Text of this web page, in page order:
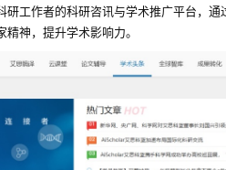
工作者的科研咨讯与学术推广平台，
神，提升学术影响力。